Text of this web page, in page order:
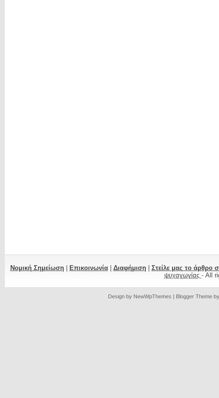
Νομική Σημείωση| Επικοινωνία| Διαφήμιση| Στείλε μας το άρθρο
ψυχαγωγίας - All
Design by NewWpThemes | Blogger Theme